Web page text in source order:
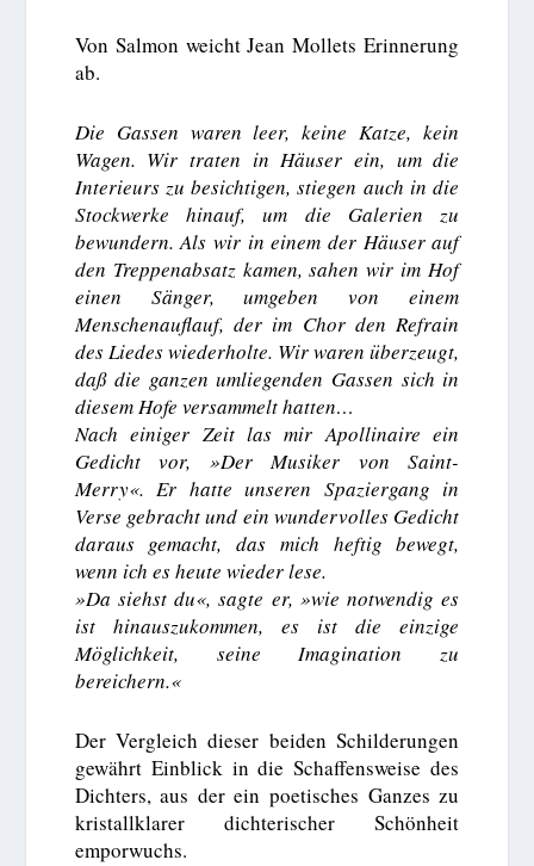
Von Salmon weicht Jean Mollets Erinnerung
ab.
Die Gassen waren leer, keine Katze, kein
Wagen. Wir traten in Häuser ein, um die
Interieurs zu besichtigen, stiegen auch in die
Stockwerke hinauf, um die Galerien zu
bewundern. Als wir in einem der Häuser auf
den Treppenabsatz kamen, sahen wir im Hof
einen Sänger, umgeben von einem
Menschenauflauf, der im Chor den Refrain
des Liedes wiederholte. Wir waren überzeugt,
daß die ganzen umliegenden Gassen sich in
diesem Hofe versammelt hatten…
Nach einiger Zeit las mir Apollinaire ein
Gedicht vor, »Der Musiker von Saint-
Merry«. Er hatte unseren Spaziergang in
Verse gebracht und ein wundervolles Gedicht
daraus gemacht, das mich heftig bewegt,
wenn ich es heute wieder lese.
»Da siehst du«, sagte er, »wie notwendig es
ist hinauszukommen, es ist die einzige
Möglichkeit, seine Imagination zu
bereichern.«
Der Vergleich dieser beiden Schilderungen
gewährt Einblick in die Schaffensweise des
Dichters, aus der ein poetisches Ganzes zu
kristallklarer dichterischer Schönheit
emporwuchs.